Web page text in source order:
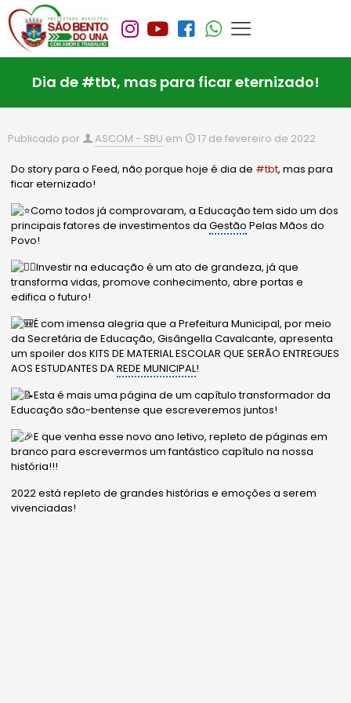
Dia de #tbt, mas para ficar eternizado!
Publicado por ASCOM - SBU em 17 de fevereiro de 2022
Do story para o Feed, não porque hoje é dia de #tbt, mas para
ficar eternizado!
Como todos já comprovaram, a Educação tem sido um dos
principais fatores de investimentos daGestão Pelas Mãos do
Povo!
Investir na educação é um ato de grandeza, já que
transforma vidas, promove conhecimento, abre portas e
edifica o futuro!
É com imensa alegria que a Prefeitura Municipal, por meio
da Secretária de Educação, Gisângella Cavalcante, apresenta
um spoiler dos KITS DE MATERIAL ESCOLAR QUE SERÃO ENTREGUES
AOS ESTUDANTES DAREDE MUNICIPAL!
Esta é mais uma página de um capítulo transformador da
Educação são-bentense que escreveremos juntos!
E que venha esse novo ano letivo, repleto de páginas em
branco para escrevermos um fantástico capítulo na nossa
história!!!
2022 está repleto de grandes histórias e emoções a serem
vivenciadas!